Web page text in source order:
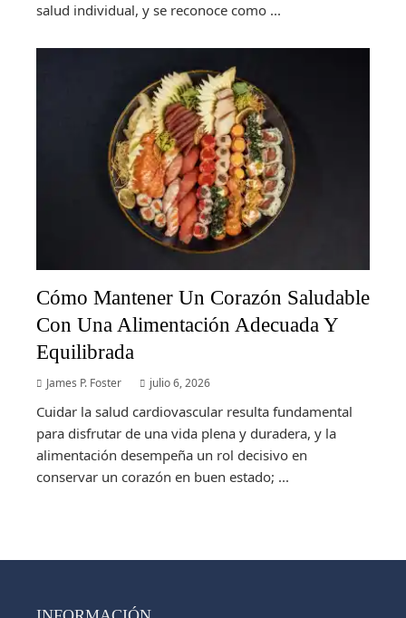
salud individual, y se reconoce como ...
Cómo Mantener Un Corazón Saludable
Con Una Alimentación Adecuada Y
Equilibrada
James P. Foster julio 6, 2026
Cuidar la salud cardiovascular resulta fundamental
para disfrutar de una vida plena y duradera, y la
alimentación desempeña un rol decisivo en
conservar un corazón en buen estado; ...